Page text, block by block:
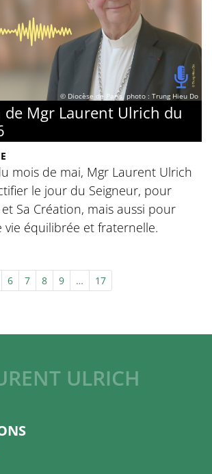
© Diocèse de Paris, photo : Trung Hieu Do
de Mgr Laurent Ulrich du
mois de mai, Mgr Laurent Ulrich
le jour du Seigneur, pour
Sa Création, mais aussi pour
équilibrée et fraternelle.
6 7 8 9 … 17
ULRICH